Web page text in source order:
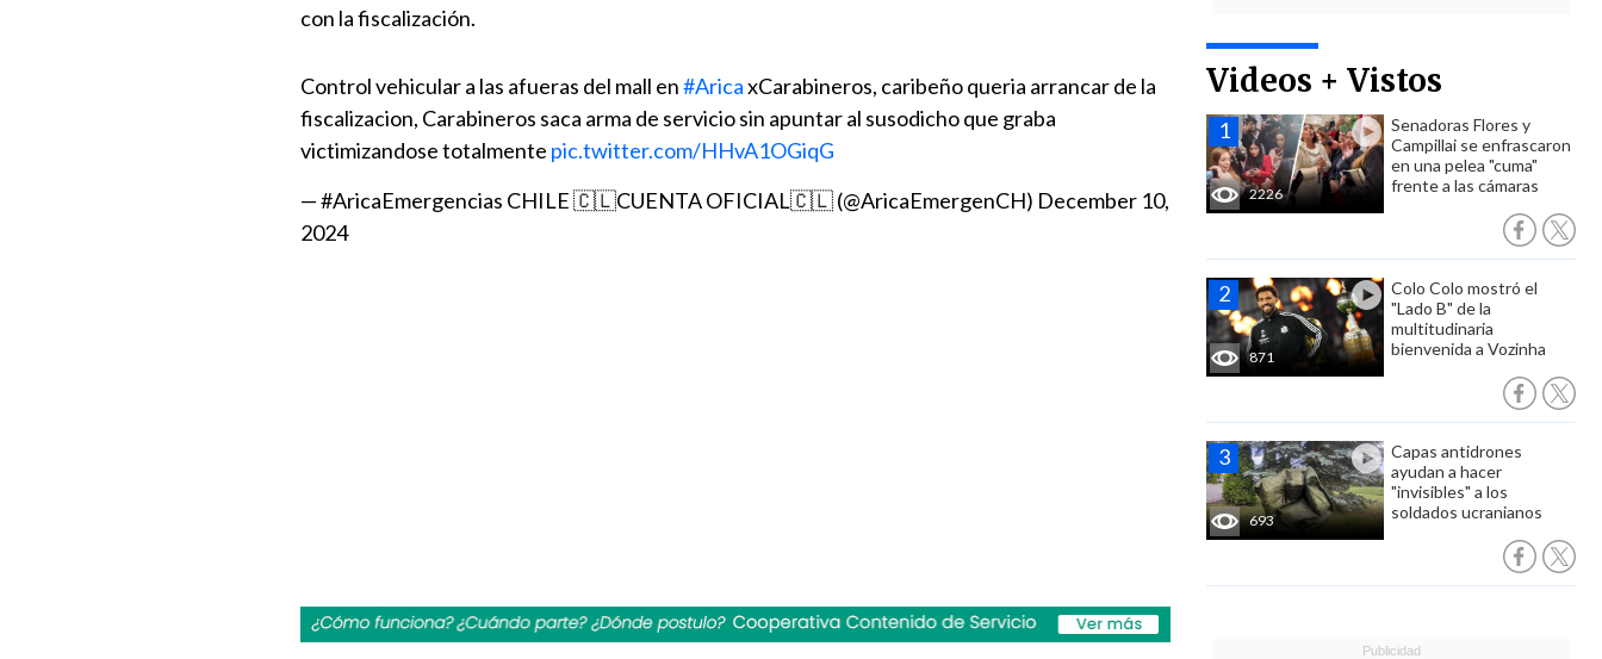
Videos + Vistos
2226
Senadoras Flores y
Campillai se enfrascaron
en una pelea "cuma"
frente a las cámaras
871
Colo Colo mostró el
"Lado B" de la
multitudinaria
bienvenida a Vozinha
693
Capas antidrones
ayudan a hacer
"invisibles" a los
soldados ucranianos
con la fiscalización.
Control vehicular a las afueras del mall en#AricaxCarabineros, caribeño queria arrancar de la
fiscalizacion, Carabineros saca arma de servicio sin apuntar al susodicho que graba
victimizandose totalmente pic.twitter.com/HHvA1OGiqG
— #AricaEmergencias CHILE 🇨🇱CUENTA OFICIAL🇨🇱 (@AricaEmergenCH) December 10,
2024